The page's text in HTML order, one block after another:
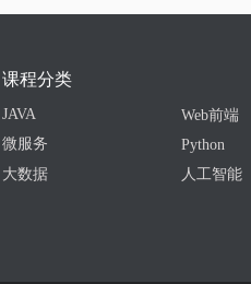
课程分类
JAVA
微服务
大数据
Web前端
Python
人工智能